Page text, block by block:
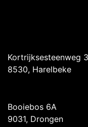
Kortrijksesteenweg
8530, Harelbeke
Booiebos 6A
9031, Drongen